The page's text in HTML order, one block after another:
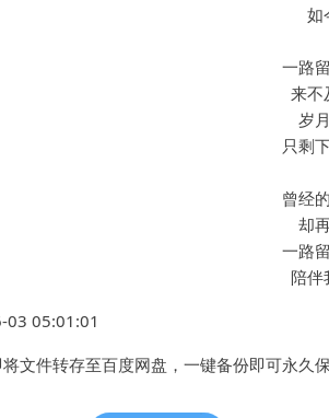
如
一路
来不
岁
只剩
曾经
却
一路
陪伴
03 05:01:01
文件转存至百度网盘，一键备份即可永久